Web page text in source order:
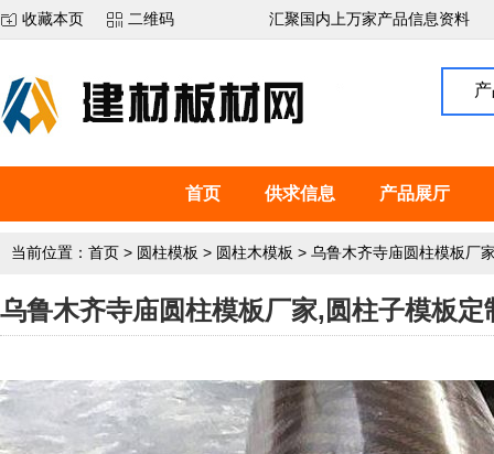
收藏本页 二维码 汇聚国内上万家产品信息资料
首页 供求信息 产品展厅
当前位置： 首页 > 圆柱模板 > 圆柱木模板 > 乌鲁木齐寺庙圆柱模板厂
乌鲁木齐寺庙圆柱模板厂家,圆柱子模板定